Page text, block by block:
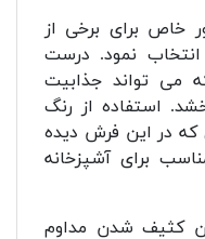
خاص برای برخی از
نمود. درست
می تواند جذابیت
استفاده از رنگ
که در این فرش دیده
برای آشپزخانه
کثیف شدن مداوم